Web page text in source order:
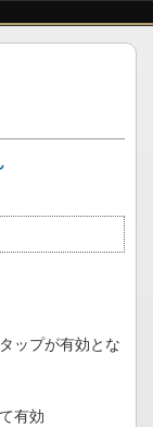
ップが有効とな
有効